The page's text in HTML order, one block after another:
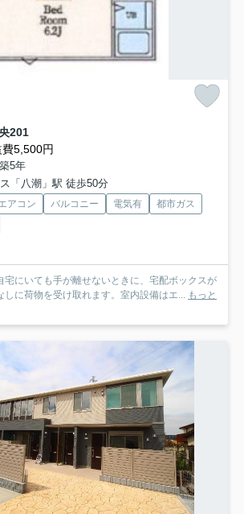
201
5,500円
5年
「八潮」駅 徒歩50分
エアコン バルコニー 電気有
都市ガス
宅にいても手が離せないときに、宅配ボックスが
しに荷物を受け取れます。室内設備はエ...
もっと